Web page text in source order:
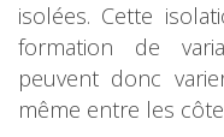
isolées. Cette
formation de
peuvent donc
même entre les